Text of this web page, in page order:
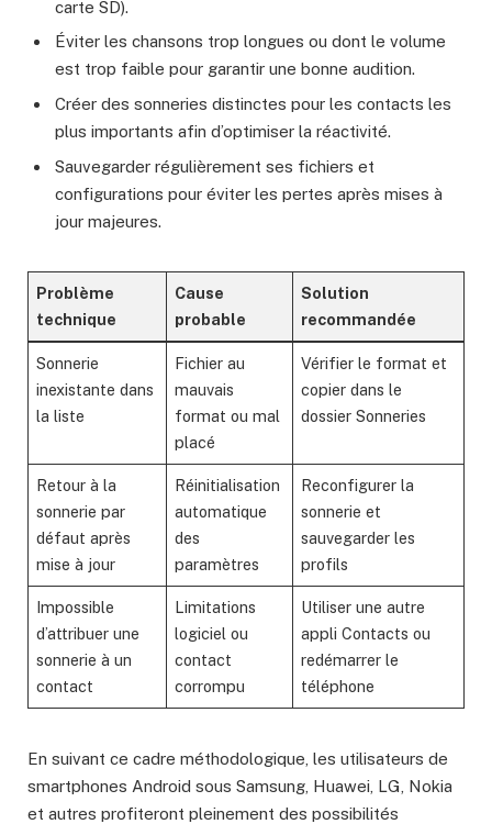
carte SD).
Éviter les chansons trop longues ou dont le volume
est trop faible pour garantir une bonne audition.
Créer des sonneries distinctes pour les contacts les
plus importants afin d’optimiser la réactivité.
Sauvegarder régulièrement ses fichiers et
configurations pour éviter les pertes après mises à
jour majeures.
Problème
technique
Cause
probable
Solution
recommandée
Sonnerie
inexistante dans
la liste
Fichier au
mauvais
format ou mal
placé
Vérifier le format et
copier dans le
dossier Sonneries
Retour à la
sonnerie par
défaut après
mise à jour
Réinitialisation
automatique
des
paramètres
Reconfigurer la
sonnerie et
sauvegarder les
profils
Impossible
d’attribuer une
sonnerie à un
contact
Limitations
logiciel ou
contact
corrompu
Utiliser une autre
appli Contacts ou
redémarrer le
téléphone
En suivant ce cadre méthodologique, les utilisateurs de
smartphones Android sous Samsung, Huawei, LG, Nokia
et autres profiteront pleinement des possibilités